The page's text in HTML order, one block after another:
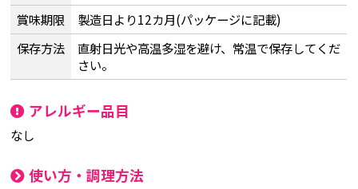
賞味期限
製造日より12カ月(パッケージに記載)
保存方法
直射日光や高温多湿を避け、常温で保存してくだ
さい。
アレルギー品目
なし
使い方・調理方法